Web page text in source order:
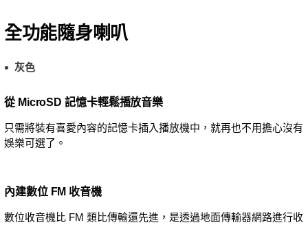
全功能隨身喇叭
灰色
從 MicroSD 記憶卡輕鬆播放音樂
只需將裝有喜愛內容的記憶卡插入播放機中，就再也不用擔心沒有
娛樂可選了。
內建數位 FM 收音機
數位收音機比 FM 類比傳輸還先進，是透過地面傳輸器網路進行收